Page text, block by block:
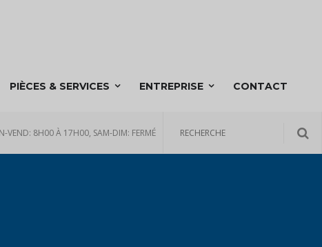
PIÈCES & SERVICES ENTREPRISE CONTACT
VEND: 8H00 À 17H00, SAM-DIM: FERMÉ